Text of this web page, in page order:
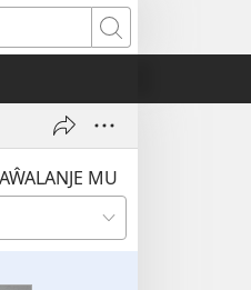
Awungunye
AŴALANJE MU